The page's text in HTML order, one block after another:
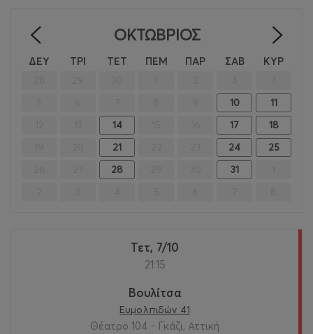
ΟΚΤΏΒΡΙΟΣ
ΔΕΥ ΤΡΙ ΤΕΤ ΠΕΜ ΠΑΡ ΣΑΒ ΚΥΡ
10
11
14 17
18
21 24
25
28 31
Τετ, 7/10
21:15
Βουλίτσα
Ευμολπιδών 41
Θέατρο 104 - Γκάζι, Αττική